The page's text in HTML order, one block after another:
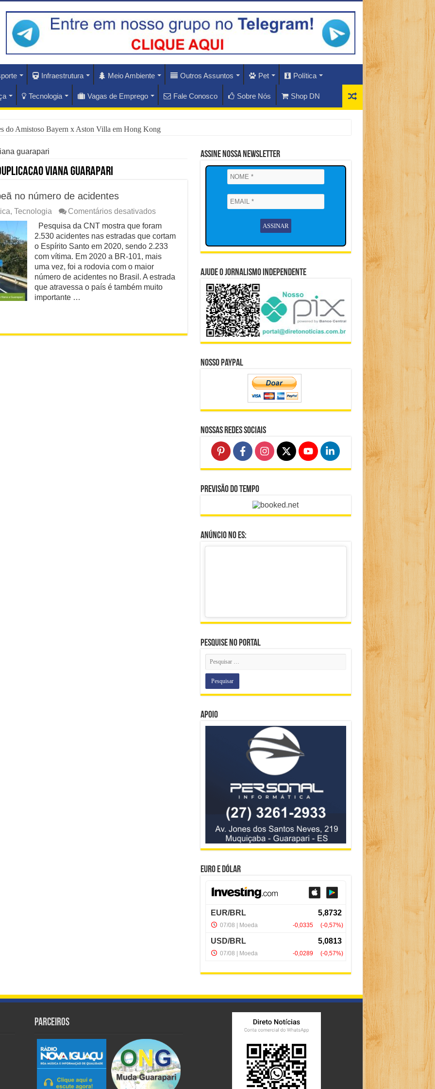
Infraestrutura Meio Ambiente Outros Assuntos Pet Política
Tecnologia Vagas de Emprego Fale Conosco Sobre Nós Shop DN
do Amistoso Bayern x Aston Villa em Hong Kong
do Escândalo de R$ 308 Mi em MT?
Diplomática Que Lula e Trump Aprofundam
Hoje as Apostas do Mercado Financeiro
Investigado: O Que Mudou na Operação INSS
CBS Dividem Empresários na Reforma Tributária
Política do Republicanos Rumo a 2026
Trabalhadores à Morte em Obra Proibida no ES?
Distante, Camp David Agora no Centro do Poder
guarapari
viana guarapari
no número de acidentes
, Tecnologia Comentários desativadosem
continua
sendo
campeã
no
acidentes
Pesquisa da CNT mostra que foram
2.530 acidentes nas estradas que cortam
o Espírito Santo em 2020, sendo 2.233
com vítima. Em 2020 a BR-101, mais
uma vez, foi a rodovia com o maior
número de acidentes no Brasil. A estrada
que atravessa o país é também muito
importante …
Assine Nossa Newsletter
Ajude o Jornalismo Independente
Nosso Paypal
Nossas Redes Sociais
Previsão do Tempo
Anúncio no ES:
Pesquise no portal
Apoio
Euro e Dólar
Parceiros